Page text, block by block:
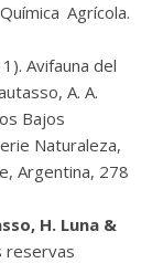
Agrícola.
Avifauna del
A. A.
Bajos
Naturaleza,
Argentina, 278
H. Luna &
reservas